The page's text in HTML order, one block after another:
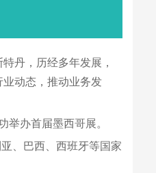
丹，历经多年发展，
动态，推动业务发
办首届墨西哥展。
、巴西、西班牙等国家